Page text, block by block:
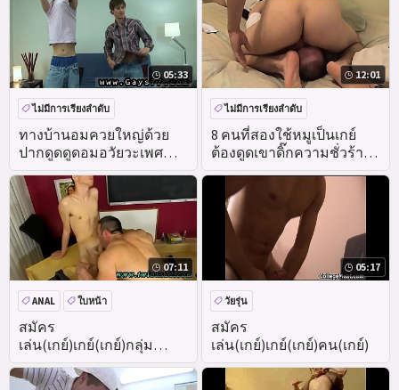
05:33
ทางบ้านอมควยใหญ่ด้วย
ปากดูดดูดอมอวัยวะเพศ
ชายหนุ่มหล่ออมควย
ไม่มีการเรียงลำดับ
12:01
8 คนที่สองใช้หมูเป็นเกย์
ต้องดูดเขาดิ๊กความชั่วร้าย
วิทยาลัยเด็กแดง'
ไม่มีการเรียงลำดับ
07:11
สมัคร
เล่น(เกย์)เกย์(เกย์)กลุ่ม
เพศ(เกย์)คน(เกย์)
ANAL ใบหน้า
05:17
สมัคร
เล่น(เกย์)เกย์(เกย์)คน(เกย์)
วัยรุ่น